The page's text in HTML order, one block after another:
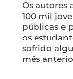
Os autores
100 mil
públicas e
os
sofrido
mês